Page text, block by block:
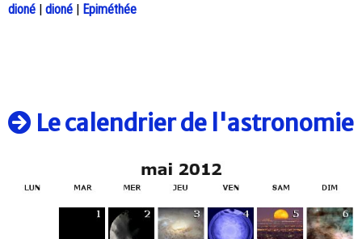
dioné | dioné | Epiméthée
Le calendrier de l'astronomie